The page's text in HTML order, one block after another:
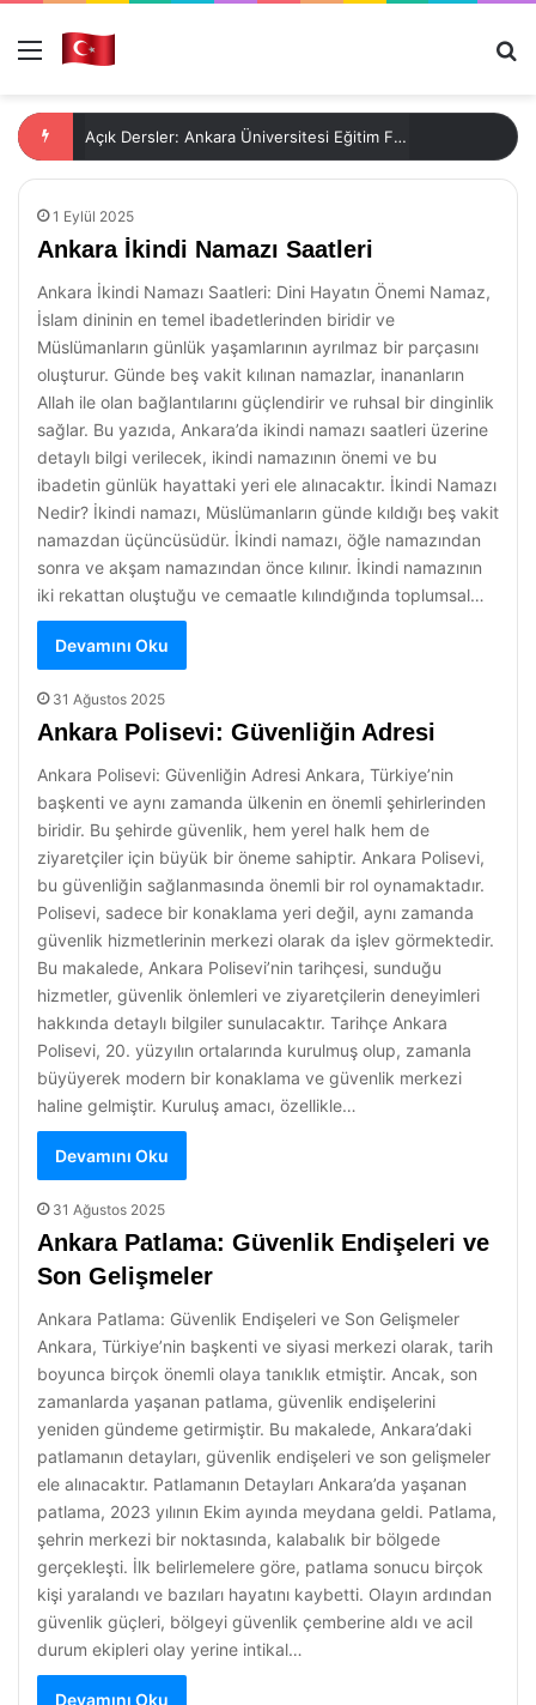
Menü
Açık Dersler: Ankara Üniversitesi Eğitim Fırsatları
1 Eylül 2025
Ankara İkindi Namazı Saatleri
Ankara İkindi Namazı Saatleri: Dini Hayatın Önemi Namaz,
İslam dininin en temel ibadetlerinden biridir ve
Müslümanların günlük yaşamlarının ayrılmaz bir parçasını
oluşturur. Günde beş vakit kılınan namazlar, inananların
Allah ile olan bağlantılarını güçlendirir ve ruhsal bir dinginlik
sağlar. Bu yazıda, Ankara’da ikindi namazı saatleri üzerine
detaylı bilgi verilecek, ikindi namazının önemi ve bu
ibadetin günlük hayattaki yeri ele alınacaktır. İkindi Namazı
Nedir? İkindi namazı, Müslümanların günde kıldığı beş vakit
namazdan üçüncüsüdür. İkindi namazı, öğle namazından
sonra ve akşam namazından önce kılınır. İkindi namazının
iki rekattan oluştuğu ve cemaatle kılındığında toplumsal…
Devamını Oku
31 Ağustos 2025
Ankara Polisevi: Güvenliğin Adresi
Ankara Polisevi: Güvenliğin Adresi Ankara, Türkiye’nin
başkenti ve aynı zamanda ülkenin en önemli şehirlerinden
biridir. Bu şehirde güvenlik, hem yerel halk hem de
ziyaretçiler için büyük bir öneme sahiptir. Ankara Polisevi,
bu güvenliğin sağlanmasında önemli bir rol oynamaktadır.
Polisevi, sadece bir konaklama yeri değil, aynı zamanda
güvenlik hizmetlerinin merkezi olarak da işlev görmektedir.
Bu makalede, Ankara Polisevi’nin tarihçesi, sunduğu
hizmetler, güvenlik önlemleri ve ziyaretçilerin deneyimleri
hakkında detaylı bilgiler sunulacaktır. Tarihçe Ankara
Polisevi, 20. yüzyılın ortalarında kurulmuş olup, zamanla
büyüyerek modern bir konaklama ve güvenlik merkezi
haline gelmiştir. Kuruluş amacı, özellikle…
Devamını Oku
31 Ağustos 2025
Ankara Patlama: Güvenlik Endişeleri ve
Son Gelişmeler
Ankara Patlama: Güvenlik Endişeleri ve Son Gelişmeler
Ankara, Türkiye’nin başkenti ve siyasi merkezi olarak, tarih
boyunca birçok önemli olaya tanıklık etmiştir. Ancak, son
zamanlarda yaşanan patlama, güvenlik endişelerini
yeniden gündeme getirmiştir. Bu makalede, Ankara’daki
patlamanın detayları, güvenlik endişeleri ve son gelişmeler
ele alınacaktır. Patlamanın Detayları Ankara’da yaşanan
patlama, 2023 yılının Ekim ayında meydana geldi. Patlama,
şehrin merkezi bir noktasında, kalabalık bir bölgede
gerçekleşti. İlk belirlemelere göre, patlama sonucu birçok
kişi yaralandı ve bazıları hayatını kaybetti. Olayın ardından
güvenlik güçleri, bölgeyi güvenlik çemberine aldı ve acil
durum ekipleri olay yerine intikal…
Devamını Oku